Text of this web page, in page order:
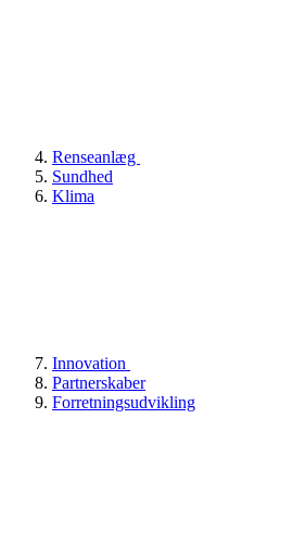
Renseanlæg
Sundhed
Klima
Innovation
Partnerskaber
Forretningsudvikling